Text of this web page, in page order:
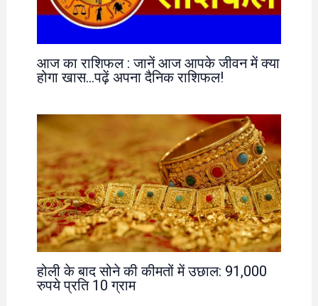
आज का राशिफल : जानें आज आपके जीवन में क्या
होगा खास…पढ़ें अपना दैनिक राशिफल!
होली के बाद सोने की कीमतों में उछाल: 91,000
रुपये प्रति 10 ग्राम